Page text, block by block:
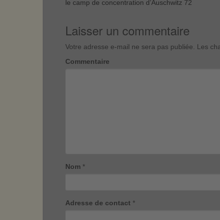
le camp de concentration d’Auschwitz 72
Laisser un commentaire
Votre adresse e-mail ne sera pas publiée. Les
Commentaire
Nom *
Adresse de contact *